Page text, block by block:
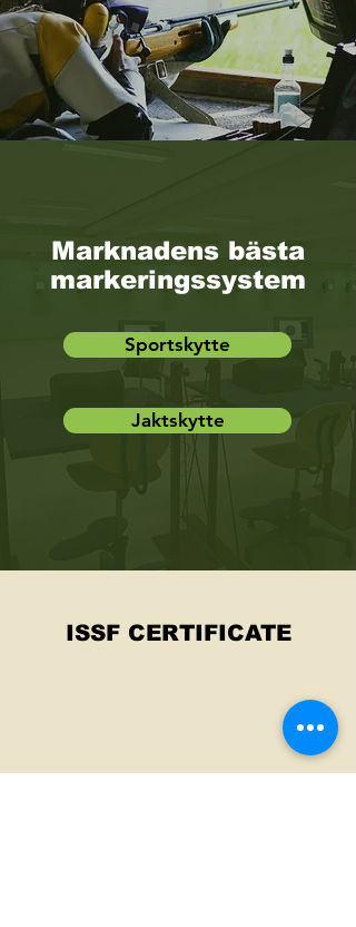
Marknadens bästa
markeringssystem
Sportskytte
Jaktskytte
ISSF CERTIFICATE